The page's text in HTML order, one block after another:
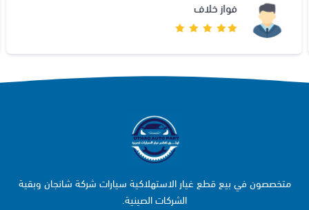
فواز خلاف
متخصصون في بيع قطع غيار الاستهلاكية سيارات شركة شانجان وبقية
الشركات الصينية.